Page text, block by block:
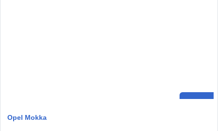
Opel Mokka